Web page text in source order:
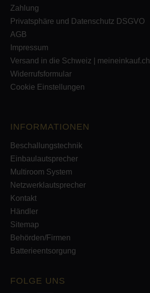
Zahlung
Privatsphäre und Datenschutz DSGVO
AGB
Impressum
Versand in die Schweiz | meineinkauf.ch
Widerrufsformular
Cookie Einstellungen
INFORMATIONEN
Beschallungstechnik
Einbaulautsprecher
Multiroom System
Netzwerklautsprecher
Kontakt
Händler
Sitemap
Behörden/Firmen
Batterieentsorgung
FOLGE UNS